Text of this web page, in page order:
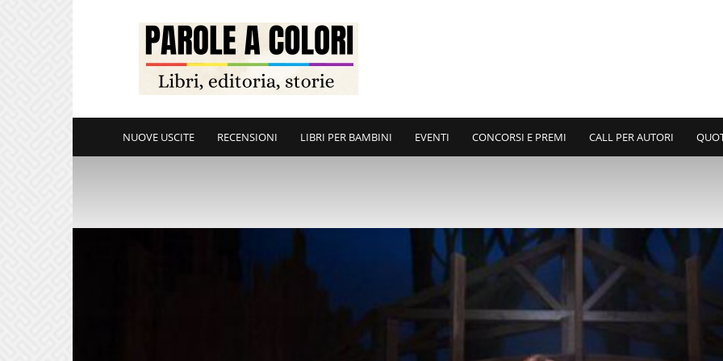
ParoleAColori
NUOVE USCITE RECENSIONI LIBRI PER BAMBINI EVENTI CONCORSI E PREMI CALL PER AUTORI